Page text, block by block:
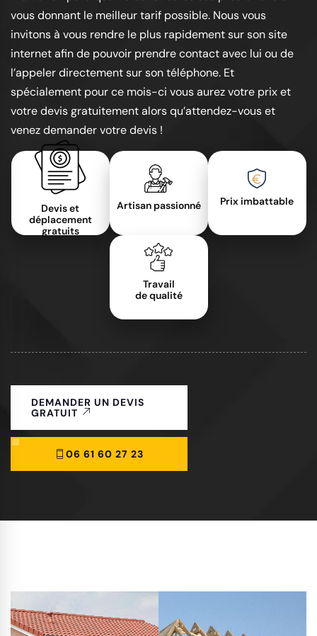
vous donnant le meilleur tarif possible. Nous vous
invitons à vous rendre le plus rapidement sur son site
internet afin de pouvoir prendre contact avec lui ou de
l’appeler directement sur son téléphone. Et
spécialement pour ce mois-ci vous aurez votre prix et
votre devis gratuitement alors qu’attendez-vous et
venez demander votre devis !
Devis et
déplacement
gratuits
Artisan passionné Prix imbattable
Travail
de qualité
DEMANDER UN DEVIS
GRATUIT
06 61 60 27 23